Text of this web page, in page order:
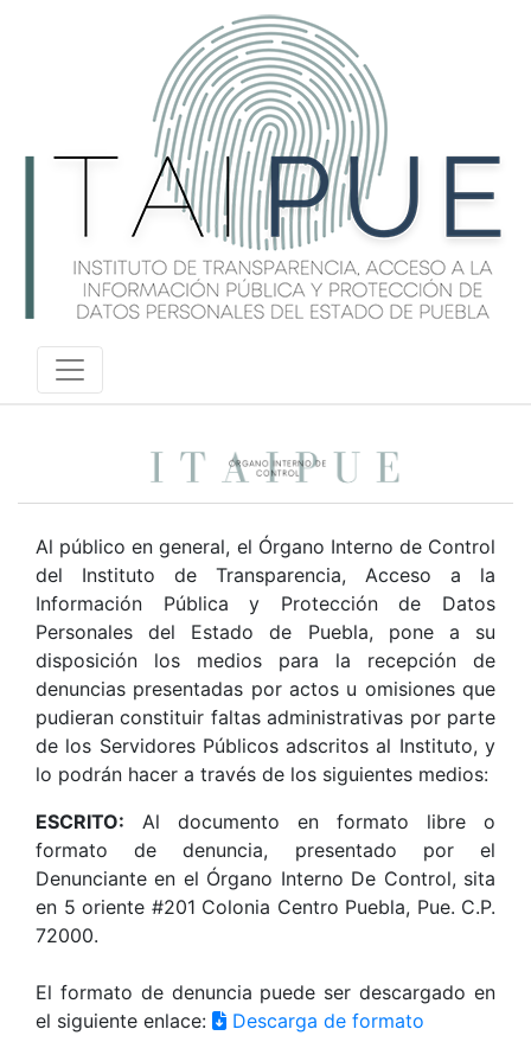
Al público en general, el Órgano Interno de Control
del Instituto de Transparencia, Acceso a la
Información Pública y Protección de Datos
Personales del Estado de Puebla, pone a su
disposición los medios para la recepción de
denuncias presentadas por actos u omisiones que
pudieran constituir faltas administrativas por parte
de los Servidores Públicos adscritos al Instituto, y
lo podrán hacer a través de los siguientes medios:
ESCRITO: Al documento en formato libre o
formato de denuncia, presentado por el
Denunciante en el Órgano Interno De Control, sita
en 5 oriente #201 Colonia Centro Puebla, Pue. C.P.
72000.
El formato de denuncia puede ser descargado en
el siguiente enlace:
Descarga de formato